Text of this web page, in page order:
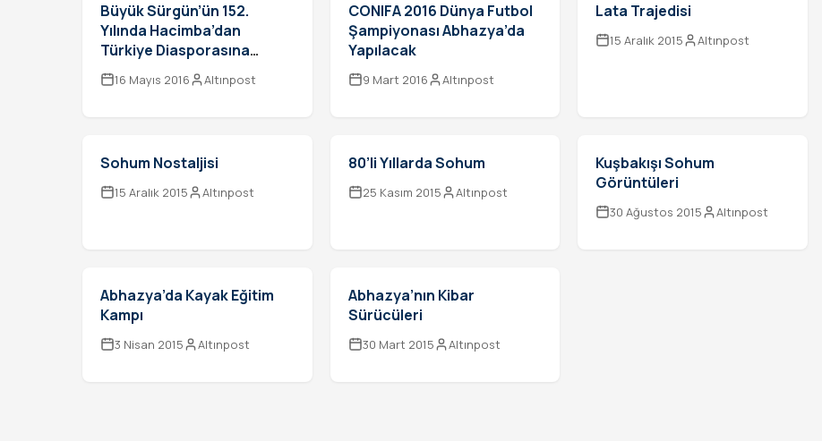
Büyük Sürgün’ün 152.
Yılında Hacimba’dan
Türkiye Diasporasına
Mesaj
16 Mayıs 2016 Altınpost
CONIFA 2016 Dünya Futbol
Şampiyonası Abhazya’da
Yapılacak
9 Mart 2016 Altınpost
Lata Trajedisi
15 Aralık 2015 Altınpost
Sohum Nostaljisi
15 Aralık 2015 Altınpost
80’li Yıllarda Sohum
25 Kasım 2015 Altınpost
Kuşbakışı Sohum
Görüntüleri
30 Ağustos 2015 Altınpost
Abhazya’da Kayak Eğitim
Kampı
3 Nisan 2015 Altınpost
Abhazya’nın Kibar
Sürücüleri
30 Mart 2015 Altınpost